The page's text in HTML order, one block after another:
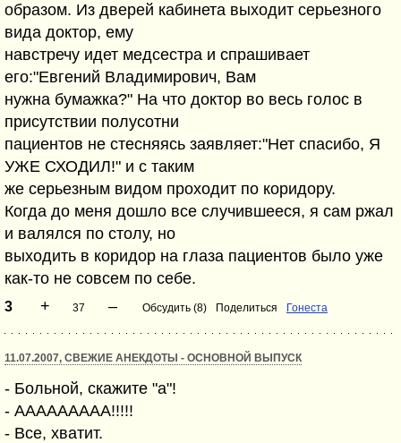
образом. Из дверей кабинета выходит серьезного
вида доктор, ему
навстречу идет медсестра и спрашивает
его:"Евгений Владимирович, Вам
нужна бумажка?" На что доктор во весь голос в
присутствии полусотни
пациентов не стесняясь заявляет:"Нет спасибо, Я
УЖЕ СХОДИЛ!" и с таким
же серьезным видом проходит по коридору.
Когда до меня дошло все случившееся, я сам ржал
и валялся по столу, но
выходить в коридор на глаза пациентов было уже
как-то не совсем по себе.
3 + 37 – Обсудить (8) Поделиться Гонеста
11.07.2007, СВЕЖИЕ АНЕКДОТЫ - ОСНОВНОЙ ВЫПУСК
- Больной, скажите "а"!
- ААААААААА!!!!!
- Все, хватит.